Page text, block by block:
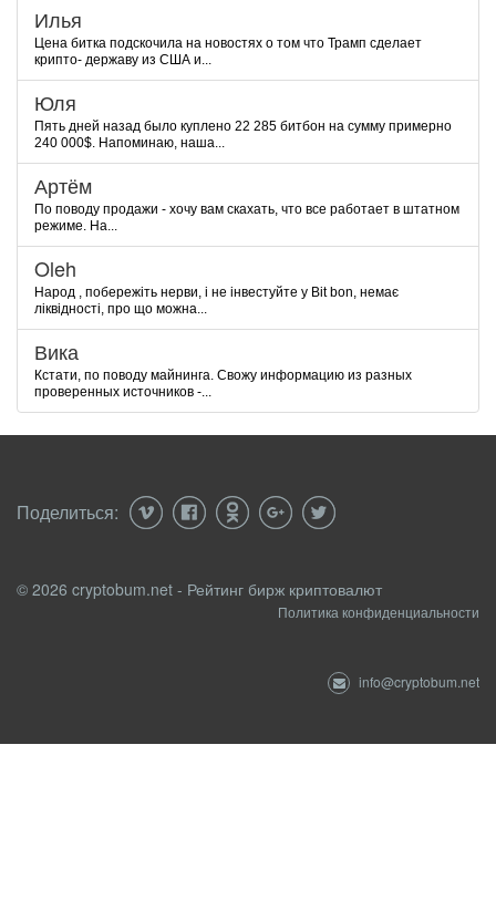
Илья
Цена битка подскочила на новостях о том что Трамп сделает
крипто- державу из США и...
Юля
Пять дней назад было куплено 22 285 битбон на сумму примерно
240 000$. Напоминаю, наша...
Артём
По поводу продажи - хочу вам скахать, что все работает в штатном
режиме. На...
Oleh
Народ , побережіть нерви, і не інвестуйте у Bit bon, немає
ліквідності, про що можна...
Вика
Кстати, по поводу майнинга. Свожу информацию из разных
проверенных источников -...
Поделиться:
© 2026 cryptobum.net - Рейтинг бирж криптовалют
Политика конфиденциальности
info@cryptobum.net